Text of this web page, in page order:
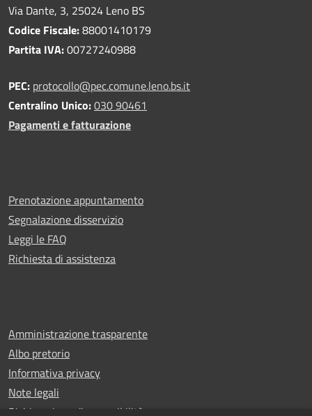
Via Dante, 3, 25024 Leno BS
Codice Fiscale:88001410179
Partita IVA:00727240988
PEC: protocollo@pec.comune.leno.bs.it
Centralino Unico:030 90461
Pagamenti e fatturazione
Prenotazione appuntamento
Segnalazione disservizio
Leggi le FAQ
Richiesta di assistenza
Amministrazione trasparente
Albo pretorio
Informativa privacy
Note legali
Dichiarazione di accessibilità